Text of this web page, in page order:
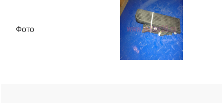
Фото